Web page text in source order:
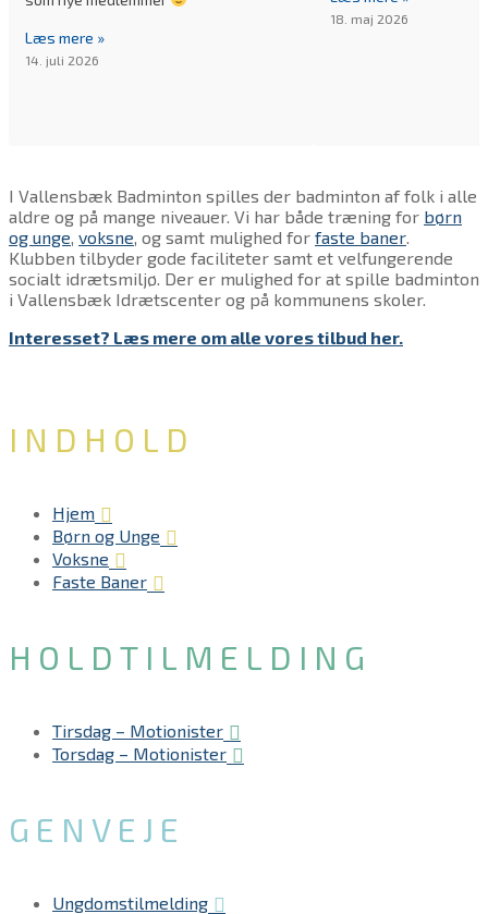
Læs mere »
14. juli 2026
18. maj 2026
I Vallensbæk Badminton spilles der badminton af folk i alle
aldre og på mange niveauer. Vi har både træning for børn
og unge, voksne, og samt mulighed for faste baner.
Klubben tilbyder gode faciliteter samt et velfungerende
socialt idrætsmiljø. Der er mulighed for at spille badminton
i Vallensbæk Idrætscenter og på kommunens skoler.
Interesset? Læs mere om alle vores tilbud her.
INDHOLD
Hjem
Børn og Unge
Voksne
Faste Baner
HOLD​TILMELDING
Tirsdag – Motionister
Torsdag – Motionister
GENVEJE
Ungdomstilmelding